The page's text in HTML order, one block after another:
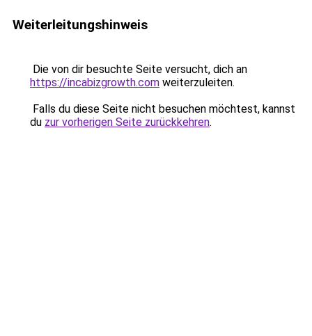
Weiterleitungshinweis
Die von dir besuchte Seite versucht, dich an
https://incabizgrowth.com weiterzuleiten.
Falls du diese Seite nicht besuchen möchtest, kannst
du zur vorherigen Seite zurückkehren.